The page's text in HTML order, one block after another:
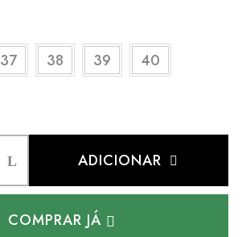
37 38 39
40
ADICIONAR
COMPRAR JÁ